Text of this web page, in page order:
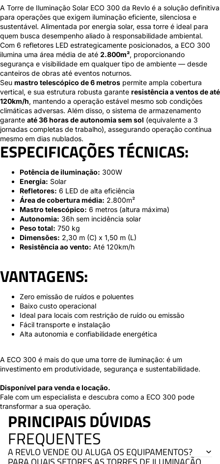
A Torre de Iluminação Solar ECO 300 da Revlo é a solução definitiva
para operações que exigem iluminação eficiente, silenciosa e
sustentável. Alimentada por energia solar, essa torre é ideal para
quem busca desempenho aliado à responsabilidade ambiental.
Com 6 refletores LED estrategicamente posicionados, a ECO 300
ilumina uma área média de até 2.800m², proporcionando
segurança e visibilidade em qualquer tipo de ambiente — desde
canteiros de obras até eventos noturnos.
Seu mastro telescópico de 6 metros permite ampla cobertura
vertical, e sua estrutura robusta garante resistência a ventos de até
120km/h, mantendo a operação estável mesmo sob condições
climáticas adversas. Além disso, o sistema de armazenamento
garante até 36 horas de autonomia sem sol (equivalente a 3
jornadas completas de trabalho), assegurando operação contínua
mesmo em dias nublados.
ESPECIFICAÇÕES TÉCNICAS:
Potência de iluminação: 300W
Energia: Solar
Refletores: 6 LED de alta eficiência
Área de cobertura média: 2.800m²
Mastro telescópico: 6 metros (altura máxima)
Autonomia: 36h sem incidência solar
Peso total: 750 kg
Dimensões: 2,30 m (C) x 1,50 m (L)
Resistência ao vento: Até 120km/h
VANTAGENS:
Zero emissão de ruídos e poluentes
Baixo custo operacional
Ideal para locais com restrição de ruído ou emissão
Fácil transporte e instalação
Alta autonomia e confiabilidade energética
A ECO 300 é mais do que uma torre de iluminação: é um
investimento em produtividade, segurança e sustentabilidade.
Disponível para venda e locação.
Fale com um especialista e descubra como a ECO 300 pode
transformar a sua operação.
PRINCIPAIS DÚVIDAS
FREQUENTES
A REVLO VENDE OU ALUGA OS EQUIPAMENTOS?